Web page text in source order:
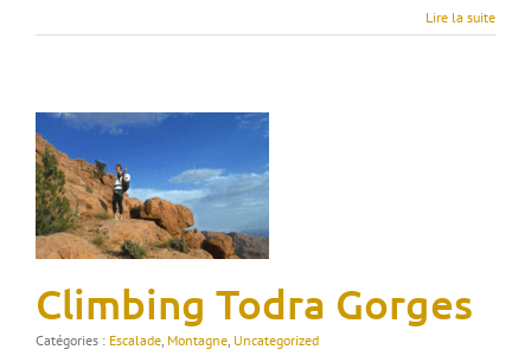
Lire la suite
Climbing Todra Gorges
Catégories : Escalade, Montagne, Uncategorized